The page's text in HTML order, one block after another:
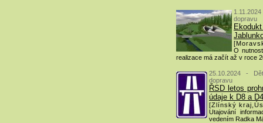
dopravu
O
realizace má začít až v roce
25.10.2024 -
dopravu
ŘSD letos
údaje k D8 a
[Zlínský
Utajování
vedením Radka